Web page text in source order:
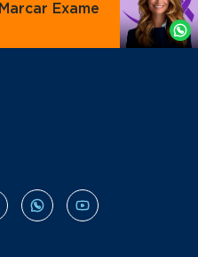
por
Whatsapp
Marcar Exame